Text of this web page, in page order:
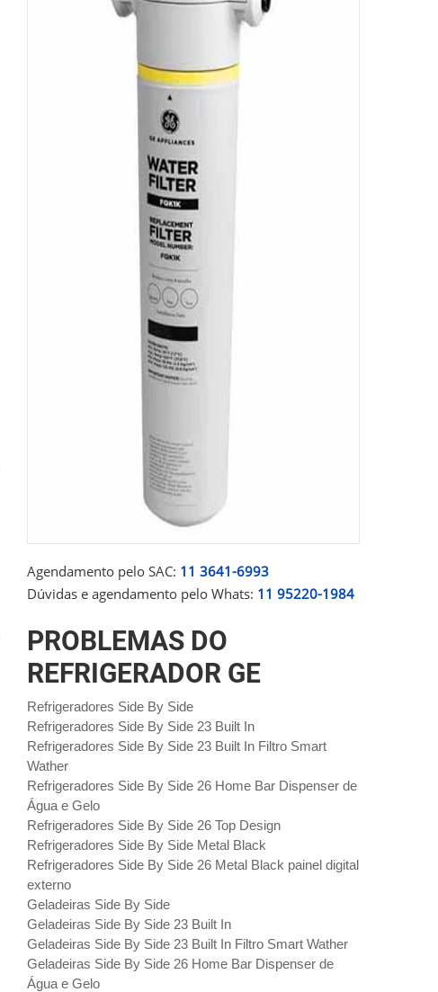
Agendamento pelo SAC: 11 3641-6993
Dúvidas e agendamento pelo Whats: 11 95220-1984
PROBLEMAS DO
REFRIGERADOR GE
Refrigeradores Side By Side
Refrigeradores Side By Side 23 Built In
Refrigeradores Side By Side 23 Built In Filtro Smart
Wather
Refrigeradores Side By Side 26 Home Bar Dispenser de
Água e Gelo
Refrigeradores Side By Side 26 Top Design
Refrigeradores Side By Side Metal Black
Refrigeradores Side By Side 26 Metal Black painel digital
externo
Geladeiras Side By Side
Geladeiras Side By Side 23 Built In
Geladeiras Side By Side 23 Built In Filtro Smart Wather
Geladeiras Side By Side 26 Home Bar Dispenser de
Água e Gelo